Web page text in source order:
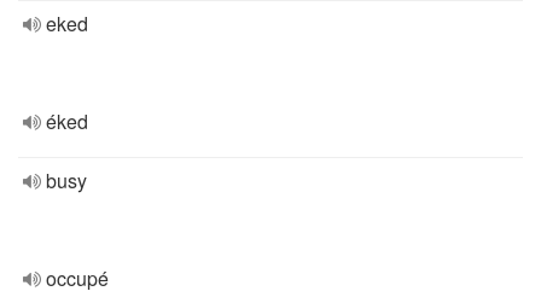
eked
éked
busy
occupé